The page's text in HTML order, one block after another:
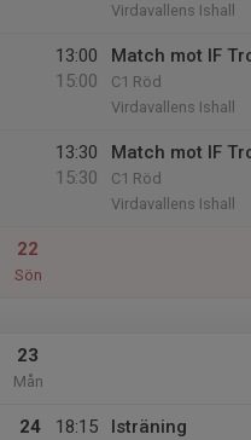
Virdavallens Ishall
13:00
15:00
Match mot IF
C1 Röd
Virdavallens Ishall
13:30
15:30
Match mot IF
C1 Röd
Virdavallens Ishall
22
Sön
23
Mån
24
18:15
Isträning